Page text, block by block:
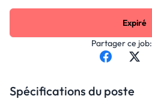
Partager ce job:
Expiré
Spécifications du poste